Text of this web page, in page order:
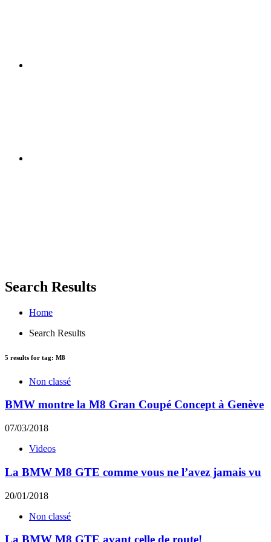
Search Results
Home
Search Results
5 results for tag: M8
Non classé
BMW montre la M8 Gran Coupé Concept à Genève
07/03/2018
Videos
La BMW M8 GTE comme vous ne l’avez jamais vu
20/01/2018
Non classé